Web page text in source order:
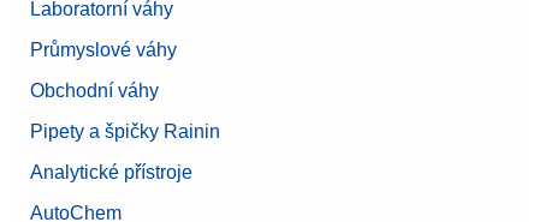
Nominální hodnota
Laboratorní váhy
Průmyslové váhy
Obchodní váhy
Pipety a špičky Rainin
Analytické přístroje
AutoChem